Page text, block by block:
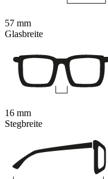
57 mm
Glasbreite
16 mm
Stegbreite